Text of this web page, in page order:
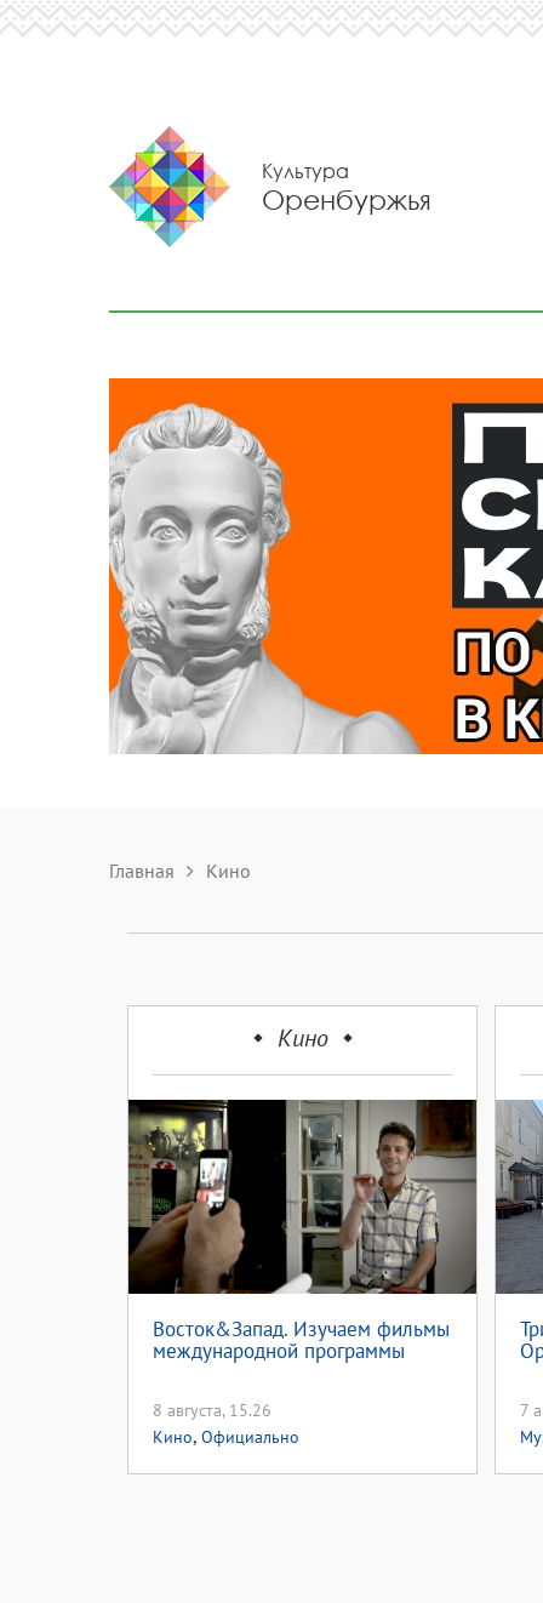
Культура
Оренбуржья
Главная Кино
Кино
Восток&Запад. Изучаем фильмы
международной программы
8 августа, 15.26
Кино, Официально
7